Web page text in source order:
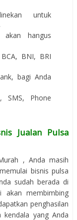
untuk
hangus
BNI, BRI
bagi Anda
SMS, Phone
Jualan Pulsa
, Anda masih
bisnis pulsa
sudah berada di
membimbing
penghasilan
yang Anda